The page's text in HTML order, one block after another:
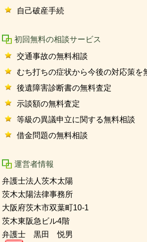
自己破産手続
初回無料の相談サービス
交通事故の無料相談
むち打ちの症状から今後の対応策を
後遺障害診断書の無料査定
示談額の無料査定
等級の異議申立に関する無料相談
借金問題の無料相談
運営者情報
弁護士法人茨木太陽
茨木太陽法律事務所
大阪府茨木市双葉町10-1
茨木東阪急ビル4階
弁護士 黒田 悦男